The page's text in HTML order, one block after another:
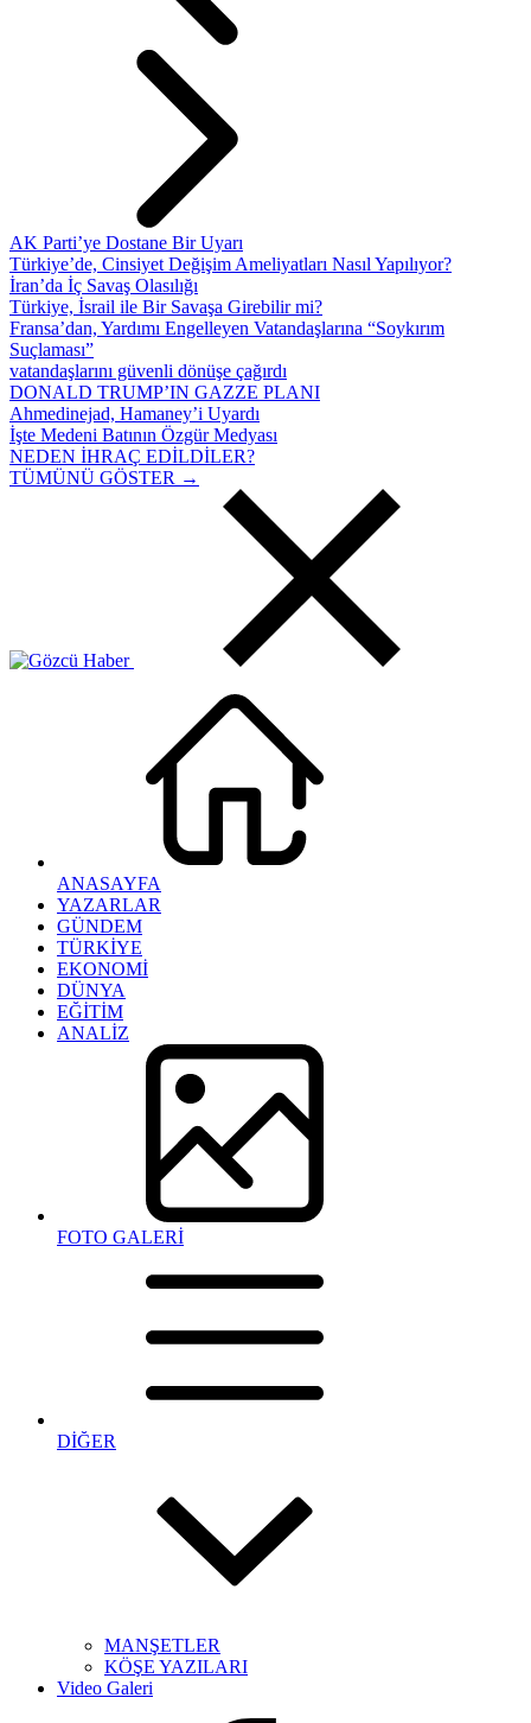
AK Parti’ye Dostane Bir Uyarı
Türkiye’de, Cinsiyet Değişim Ameliyatları Nasıl Yapılıyor?
İran’da İç Savaş Olasılığı
Türkiye, İsrail ile Bir Savaşa Girebilir mi?
Fransa’dan, Yardımı Engelleyen Vatandaşlarına “Soykırım
Suçlaması”
vatandaşlarını güvenli dönüşe çağırdı
DONALD TRUMP’IN GAZZE PLANI
Ahmedinejad, Hamaney’i Uyardı
İşte Medeni Batının Özgür Medyası
NEDEN İHRAÇ EDİLDİLER?
TÜMÜNÜ GÖSTER →
ANASAYFA
YAZARLAR
GÜNDEM
TÜRKİYE
EKONOMİ
DÜNYA
EĞİTİM
ANALİZ
FOTO GALERİ
DİĞER
MANŞETLER
KÖŞE YAZILARI
Video Galeri